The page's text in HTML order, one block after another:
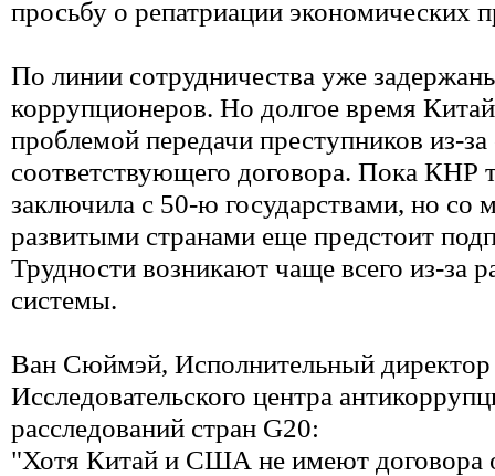
просьбу о репатриации экономических
По линии сотрудничества уже
коррупционеров. Но долгое время Китай
проблемой передачи преступников из-за
соответствующего договора. Пока КНР
заключила с 50-ю государствами, но со
развитыми странами еще предстоит
Трудности возникают чаще всего из-за
системы.
Ван Сюймэй, Исполнительный директор
Исследовательского центра
расследований стран G20:
"Хотя Китай и США не имеют договора